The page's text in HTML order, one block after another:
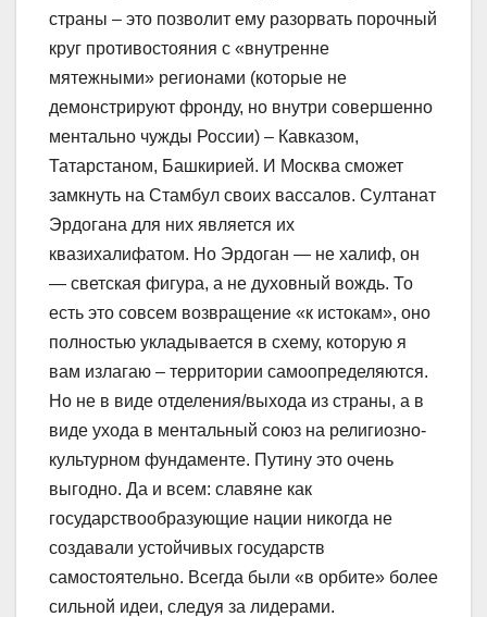
страны – это позволит ему разорвать порочный
круг противостояния с «внутренне
мятежными» регионами (которые не
демонстрируют фронду, но внутри совершенно
ментально чужды России) – Кавказом,
Татарстаном, Башкирией. И Москва сможет
замкнуть на Стамбул своих вассалов. Султанат
Эрдогана для них является их
квазихалифатом. Но Эрдоган — не халиф, он
— светская фигура, а не духовный вождь. То
есть это совсем возвращение «к истокам», оно
полностью укладывается в схему, которую я
вам излагаю – территории самоопределяются.
Но не в виде отделения/выхода из страны, а в
виде ухода в ментальный союз на религиозно-
культурном фундаменте. Путину это очень
выгодно. Да и всем: славяне как
государствообразующие нации никогда не
создавали устойчивых государств
самостоятельно. Всегда были «в орбите» более
сильной идеи, следуя за лидерами.